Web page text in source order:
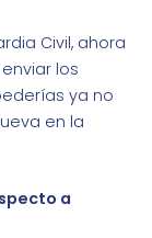
Civil, ahora
los
ya no
en la
a